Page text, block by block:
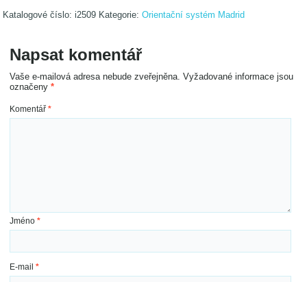
výšku
Katalogové číslo:i2509 Kategorie:Orientační systém Madrid
Napsat komentář
Vaše e-mailová adresa nebude zveřejněna. Vyžadované informace jsou
označeny*
Komentář*
Jméno*
E-mail*